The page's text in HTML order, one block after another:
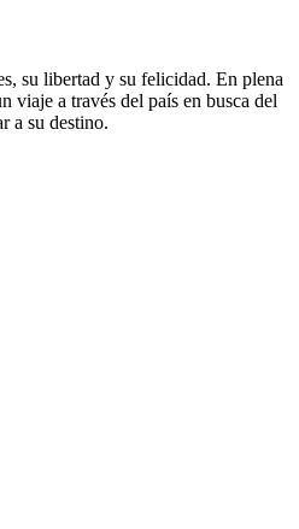
su libertad y su felicidad. En plena
viaje a través del país en busca del
a su destino.